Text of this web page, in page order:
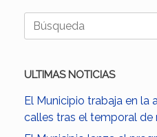
Buscar:
ULTIMAS NOTICIAS
El Municipio trabaja en la
calles tras el temporal de